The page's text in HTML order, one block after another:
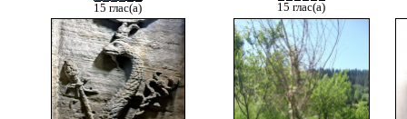
15 глас(а) 15 глас(а)